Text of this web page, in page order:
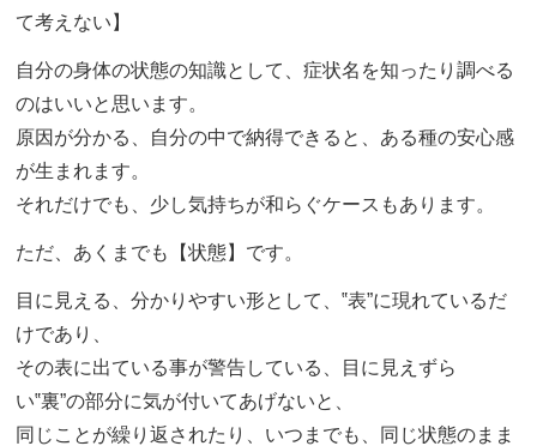
て考えない】
自分の身体の状態の知識として、症状名を知ったり調べる
のはいいと思います。
原因が分かる、自分の中で納得できると、ある種の安心感
が生まれます。
それだけでも、少し気持ちが和らぐケースもあります。
ただ、あくまでも【状態】です。
目に見える、分かりやすい形として、‟表”に現れているだ
けであり、
その表に出ている事が警告している、目に見えずら
い‟裏”の部分に気が付いてあげないと、
同じことが繰り返されたり、いつまでも、同じ状態のまま